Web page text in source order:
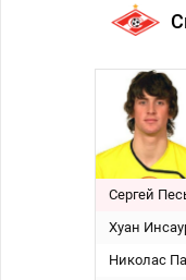
Сергей
Хуан
Николас